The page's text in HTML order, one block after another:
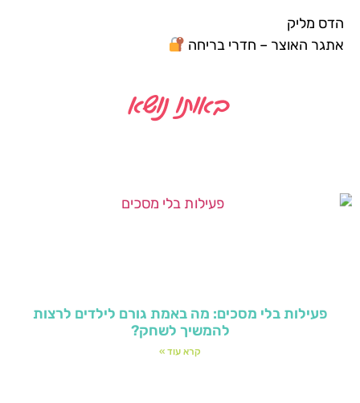
הדס מליק
אתגר האוצר – חדרי בריחה
באותו נושא
פעילות בלי מסכים: מה באמת גורם לילדים לרצות
להמשיך לשחק?
קרא עוד »